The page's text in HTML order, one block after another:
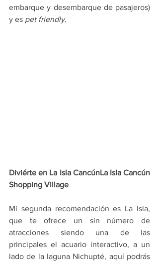
embarque y desembarque de pasajeros)
y es pet friendly.
Diviérte en La Isla CancúnLa Isla Cancún
Shopping Village
Mi segunda recomendación es La Isla,
que te ofrece un sin número de
atracciones siendo una de las
principales el acuario interactivo, a un
lado de la laguna Nichupté, aquí podrás